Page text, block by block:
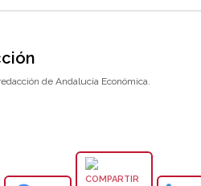
de Andalucía Económica.